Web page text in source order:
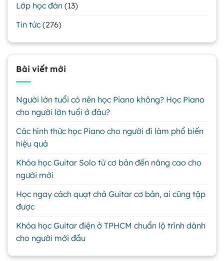
Lớp học đàn (13)
Tin tức (276)
Bài viết mới
Người lớn tuổi có nên học Piano không? Học Piano
cho người lớn tuổi ở đâu?
Các hình thức học Piano cho người đi làm phổ biến
hiệu quả
Khóa học Guitar Solo từ cơ bản đến nâng cao cho
người mới
Học ngay cách quạt chả Guitar cơ bản, ai cũng tập
được
Khóa học Guitar điện ở TPHCM chuẩn lộ trình dành
cho người mới đầu